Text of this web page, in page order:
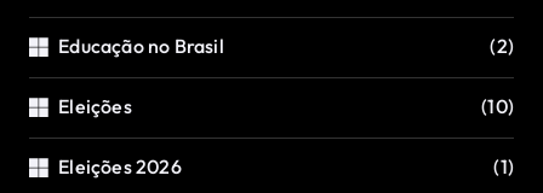
Educação no Brasil (2)
Eleições (10)
Eleições 2026 (1)